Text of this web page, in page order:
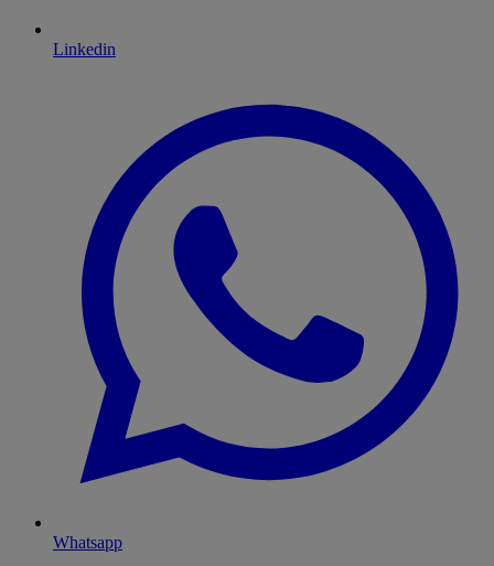
Linkedin
Whatsapp